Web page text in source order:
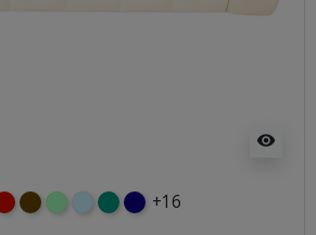
visibility
czekoladowy
miętowybłękitnyturkusowy
granatowy
+16